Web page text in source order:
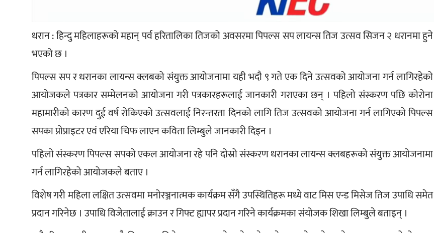
धरान : हिन्दु महिलाहरूको महान् पर्व हरितालिका तिजको अवसरमा पिपल्स सप लायन्स तिज उत्सव सिजन २ धरानमा हुने
भएको छ ।
पिपल्स सप र धरानका लायन्स क्लबको संयुक्त आयोजनामा यही भदौ ९ गते एक दिने उत्सवको आयोजना गर्न लागिरहेको
आयोजकले पत्रकार सम्मेलनको आयोजना गरी पत्रकारहरूलाई जानकारी गराएका छन् । पहिलो संस्करण पछि कोरोना
महामारीको कारण दुई वर्ष रोकिएको उत्सवलाई निरन्तरता दिनको लागि तिज उत्सवको आयोजना गर्न लागिएको पिपल्स
सपका प्रोप्राइटर एवं एरिया चिफ लाएन कविता लिम्बुले जानकारी दिइन ।
पहिलो संस्करण पिपल्स सपको एकल आयोजना रहे पनि दोस्रो संस्करण धरानका लायन्स क्लबहरूको संयुक्त आयोजनामा
गर्न लागिरहेको आयोजकले बताए ।
विशेष गरी महिला लक्षित उत्सवमा मनोरञ्जनात्मक कार्यक्रम सँगै उपस्थितिहरू मध्ये वाट मिस एन्ड मिसेज तिज उपाधि समेत
प्रदान गरिनेछ । उपाधि विजेतालाई क्राउन र गिफ्ट ह्यापर प्रदान गरिने कार्यक्रमका संयोजक शिखा लिम्बुले बताइन् ।